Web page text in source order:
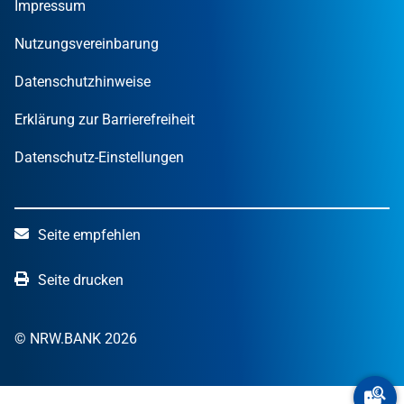
Öffentliche Kunden
STARTERCENTER NRW
NRW.Venture
Impressum
Nutzungsvereinbarung
Datenschutzhinweise
Erklärung zur Barrierefreiheit
Datenschutz-Einstellungen
Seite empfehlen
Seite drucken
© NRW.BANK 2026